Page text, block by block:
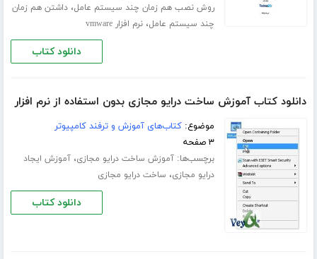
روش نصب هم زمان چند سیستم عامل،داشتن هم زمان
چند سیستم عامل،نرم افزار vmware
دانلود کتاب
دانلود کتاب آموزش ساخت درایو مجازی بدون استفاده از نرم افزار
موضوع:کتاب‌های آموزش و ترفند کامپیوتر
۳ صفحه
برچسب‌ها:آموزش ساخت درایو مجازی،آموزش ایجاد
درایو مجازی، ساخت درایو مجازی
دانلود کتاب